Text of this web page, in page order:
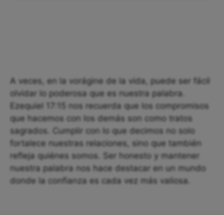
A veces, en la vorágine de la vida, puede ser fácil
olvidar lo poderosa que es nuestra palabra.
Ezequiel 17:15 nos recuerda que los compromisos
que hacemos con los demás son como tratos
sagrados. Cumplir con lo que decimos no solo
fortalece nuestras relaciones, sino que también
refleja quiénes somos. Ser honesto y mantener
nuestra palabra nos hace destacar en un mundo
donde la confianza es cada vez más valiosa.